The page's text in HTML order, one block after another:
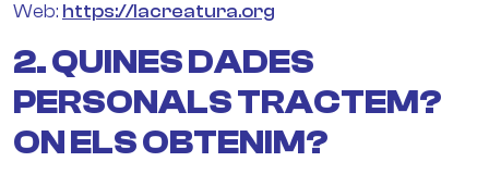
Web: https://lacreatura.org
2. QUINES DADES
PERSONALS TRACTEM?
ON ELS OBTENIM?